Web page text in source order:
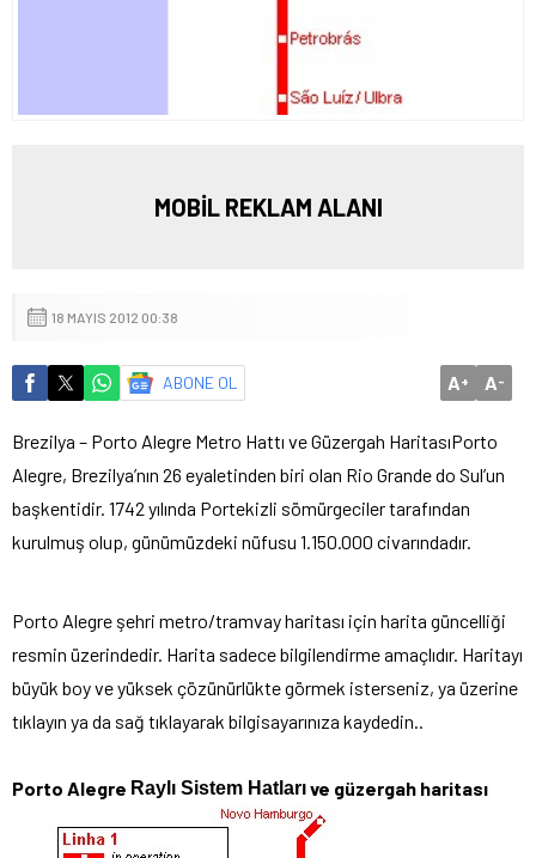
MOBİL REKLAM ALANI
18 MAYIS 2012 00:38
ABONE OL A+ A-
Brezilya – Porto Alegre Metro Hattı ve Güzergah HaritasıPorto
Alegre, Brezilya’nın 26 eyaletinden biri olan Rio Grande do Sul’un
başkentidir. 1742 yılında Portekizli sömürgeciler tarafından
kurulmuş olup, günümüzdeki nüfusu 1.150.000 civarındadır.
Porto Alegre şehri metro/tramvay haritası için harita güncelliği
resmin üzerindedir. Harita sadece bilgilendirme amaçlıdır. Haritayı
büyük boy ve yüksek çözünürlükte görmek isterseniz, ya üzerine
tıklayın ya da sağ tıklayarak bilgisayarınıza kaydedin..
Porto Alegre Raylı Sistem Hatlarıve güzergah haritası